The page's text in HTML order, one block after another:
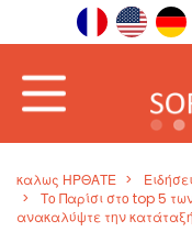
καλως ΗΡΘΑΤΕ
Το Παρίσι στο top 5
ανακαλύψτε την